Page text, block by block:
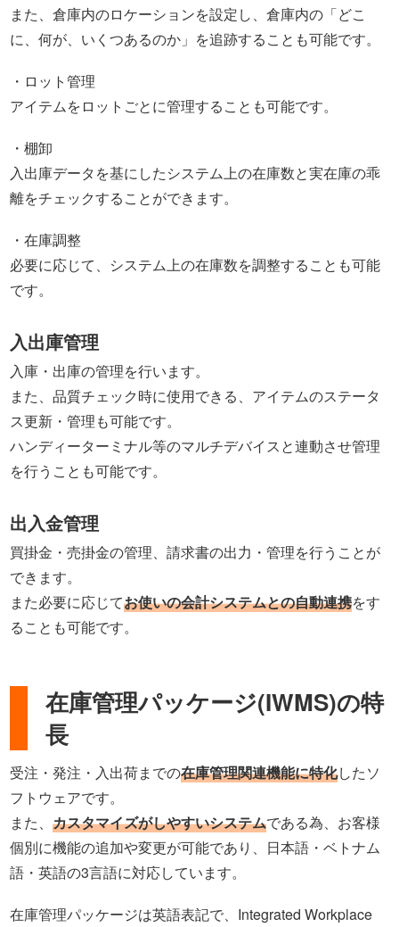
また、倉庫内のロケーションを設定し、倉庫内の「どこ
に、何が、いくつあるのか」を追跡することも可能です。
・ロット管理
アイテムをロットごとに管理することも可能です。
・棚卸
入出庫データを基にしたシステム上の在庫数と実在庫の乖
離をチェックすることができます。
・在庫調整
必要に応じて、システム上の在庫数を調整することも可能
です。
入出庫管理
入庫・出庫の管理を行います。
また、品質チェック時に使用できる、アイテムのステータ
ス更新・管理も可能です。
ハンディーターミナル等のマルチデバイスと連動させ管理
を行うことも可能です。
出入金管理
買掛金・売掛金の管理、請求書の出力・管理を行うことが
できます。
また必要に応じてお使いの会計システムとの自動連携をす
ることも可能です。
在庫管理パッケージ(IWMS)の特
長
受注・発注・入出荷までの在庫管理関連機能に特化したソ
フトウェアです。
また、カスタマイズがしやすいシステムである為、お客様
個別に機能の追加や変更が可能であり、日本語・ベトナム
語・英語の3言語に対応しています。
在庫管理パッケージは英語表記で、Integrated Workplace